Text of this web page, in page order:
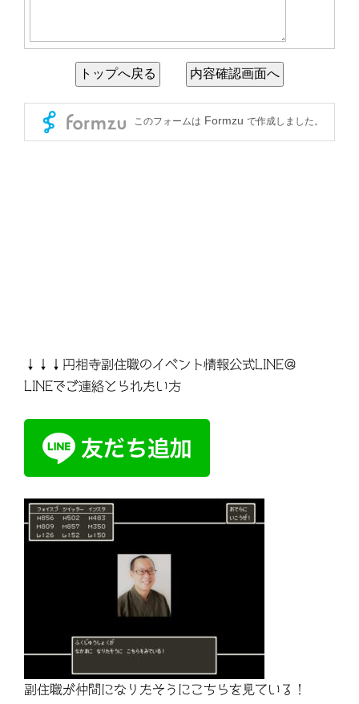
↓↓↓円相寺副住職のイベント情報公式LINE＠
LINEでご連絡とられたい方
副住職が仲間になりたそうにこちらを見ている！